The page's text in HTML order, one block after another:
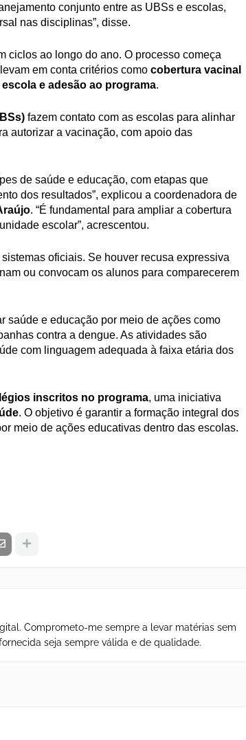
conjunto entre as UBSs e escolas,
nas disciplinas”, disse.
ciclos ao longo do ano. O processo começa
em conta critérios como cobertura vacinal
e adesão ao programa.
fazem contato com as escolas para alinhar
autorizar a vacinação, com apoio das
de saúde e educação, com etapas que
dos resultados”, explicou a coordenadora de
. “É fundamental para ampliar a cobertura
escolar”, acrescentou.
oficiais. Se houver recusa expressiva
ou convocam os alunos para comparecerem
saúde e educação por meio de ações como
contra a dengue. As atividades são
com linguagem adequada à faixa etária dos
inscritos no programa, uma iniciativa
. O objetivo é garantir a formação integral dos
meio de ações educativas dentro das escolas.
Comprometo-me sempre a levar matérias sem
seja sempre válida e de qualidade.